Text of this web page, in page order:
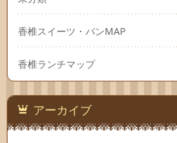
香椎スイーツ・パンMAP
香椎ランチマップ
アーカイブ